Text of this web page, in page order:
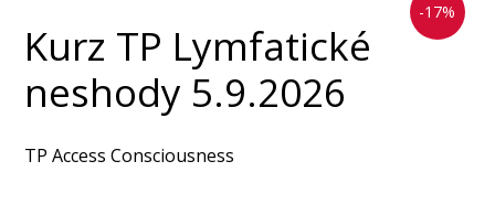
-17%
Kurz TP Lymfatické
neshody 5.9.2026
TP Access Consciousness